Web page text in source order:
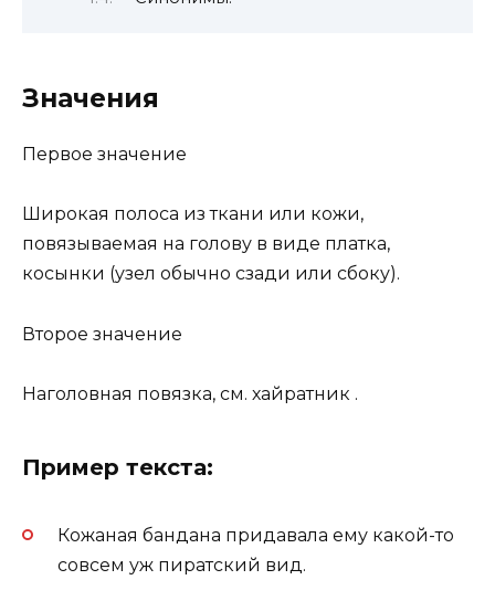
Значения
Первое значение
Широкая полоса из ткани или кожи,
повязываемая на голову в виде платка,
косынки (узел обычно сзади или сбоку).
Второе значение
Наголовная повязка, см. хайратник .
Пример текста:
Кожаная бандана придавала ему какой-то
совсем уж пиратский вид.